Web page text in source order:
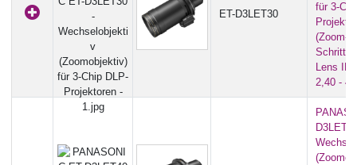
ET-D3LET30
für 3-
(Zoom-
Lens
2,40 -